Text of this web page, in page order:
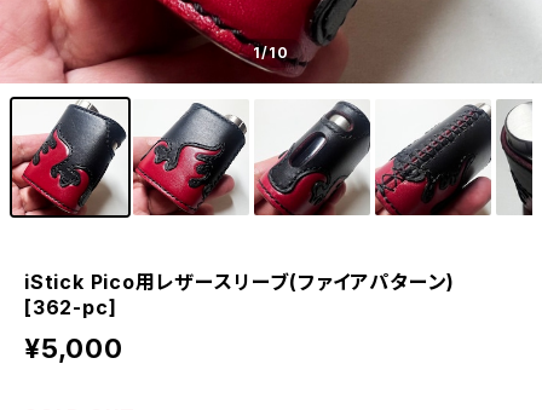
1/10
iStick Pico用レザースリーブ(ファイアパターン)
[362-pc]
¥5,000